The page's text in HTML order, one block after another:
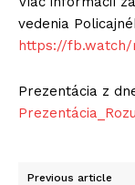
vedenia
https://fb.watch/
Prezentácia z
Previous article